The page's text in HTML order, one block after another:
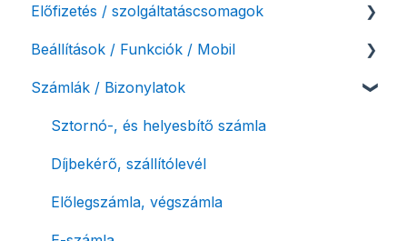
Számlázási fiók kezdő beállításai, első lépések
NAV online adatszolgáltatás
Adóhatósági ellenőrzés adatszolgáltatás
NAV pénztárgép feladás (PTGSZLAH)
Számlaverzum
Előfizetés / szolgáltatáscsomagok
Szolgáltatáscsomag kiválasztása
Szolgáltatáscsomag módosítása
Fiók / felhasználó törlése
Díjfizetés / díjtartozás / korlátozás
Fizetési módok
Beállítások / Funkciók / Mobil
Számlakészítés
Mobilapplikáció / MostSzámlázz
Bejövő számlák és vevői fiók
Tömeges számlagenerálás
Számlák / Bizonylatok
Sztornó-, és helyesbítő számla
Díjbekérő, szállítólevél
Előlegszámla, végszámla